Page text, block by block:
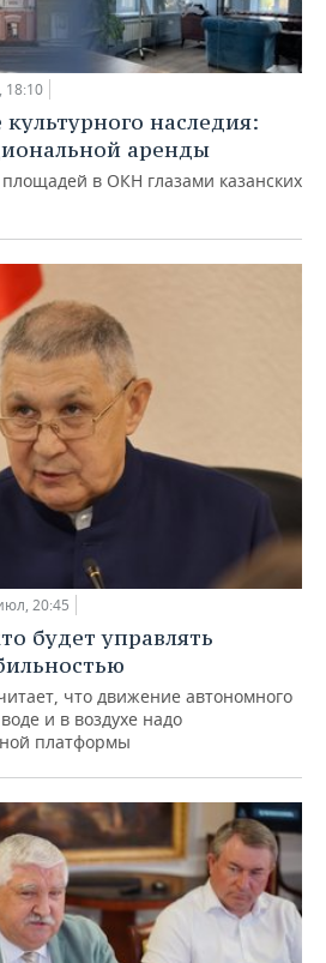
18:10
наследия:
аренды
в ОКН глазами казанских
20:45
будет управлять
что движение автономного
и в воздухе надо
платформы